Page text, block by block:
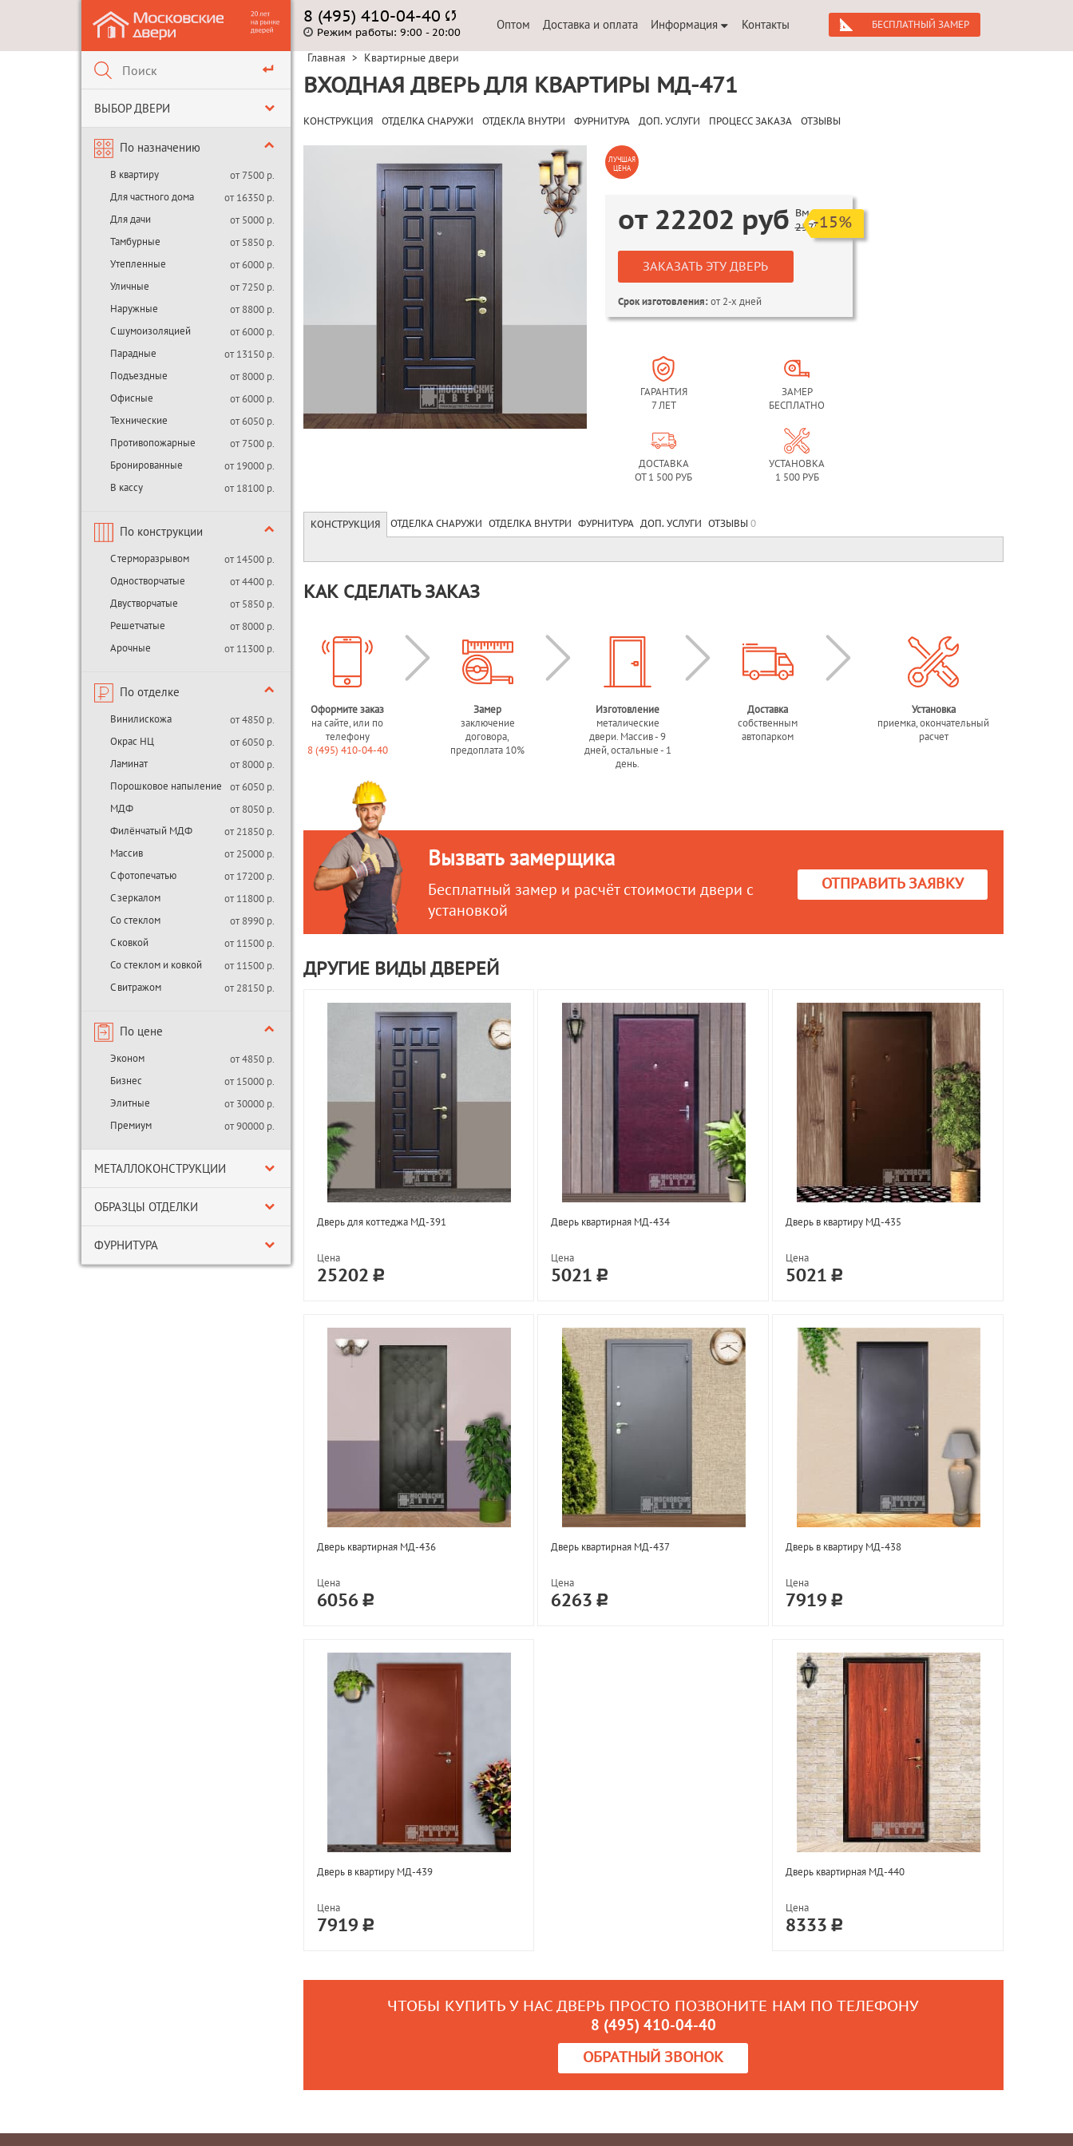
ВЫБОР ДВЕРИ
По назначению
В квартиру
от 7500 р.
Для частного дома
от 16350 р.
Для дачи
от 5000 р.
Тамбурные
от 5850 р.
Утепленные
от 6000 р.
Уличные
от 7250 р.
Наружные
от 8800 р.
С шумоизоляцией
от 6000 р.
Парадные
от 13150 р.
Подъездные
от 8000 р.
Офисные
от 6000 р.
Технические
от 6050 р.
Противопожарные
от 7500 р.
Бронированные
от 19000 р.
В кассу
от 18100 р.
По конструкции
С терморазрывом
от 14500 р.
Одностворчатые
от 4400 р.
Двустворчатые
от 5850 р.
Решетчатые
от 8000 р.
Арочные
от 11300 р.
По отделке
Винилискожа
от 4850 р.
Окрас НЦ
от 6050 р.
Ламинат
от 8000 р.
Порошковое напыление
от 6050 р.
МДФ
от 8050 р.
Филёнчатый МДФ
от 21850 р.
Массив
от 25000 р.
С фотопечатью
от 17200 р.
С зеркалом
от 11800 р.
Со стеклом
от 8990 р.
С ковкой
от 11500 р.
Со стеклом и ковкой
от 11500 р.
С витражом
от 28150 р.
По цене
Эконом
от 4850 р.
Бизнес
от 15000 р.
Элитные
от 30000 р.
Премиум
от 90000 р.
МЕТАЛЛОКОНСТРУКЦИИ
ОБРАЗЦЫ ОТДЕЛКИ
ФУРНИТУРА
8 (495) 410-04-40
Режим работы: 9:00 - 20:00
Оптом Доставка и оплата Информация Контакты БЕСПЛАТНЫЙ ЗАМЕР
Главная > Квартирные двери
ВХОДНАЯ ДВЕРЬ ДЛЯ КВАРТИРЫ МД-471
КОНСТРУКЦИЯ ОТДЕЛКА СНАРУЖИ ОТДЕКЛА ВНУТРИ ФУРНИТУРА ДОП. УСЛУГИ ПРОЦЕСС ЗАКАЗА ОТЗЫВЫ
ЛУЧШАЯ
ЦЕНА
от 22202 руб Вместо
25700-15%
ЗАКАЗАТЬ ЭТУ ДВЕРЬ
Срок изготовления:от 2-х дней
ГАРАНТИЯ
7 ЛЕТ
ЗАМЕР
БЕСПЛАТНО
ДОСТАВКА
ОТ 1 500 РУБ
УСТАНОВКА
1 500 РУБ
КОНСТРУКЦИЯ ОТДЕЛКА СНАРУЖИ ОТДЕЛКА ВНУТРИ ФУРНИТУРА ДОП. УСЛУГИ ОТЗЫВЫ 0
КАК СДЕЛАТЬ ЗАКАЗ
Оформите заказ
на сайте, или по
телефону
8 (495) 410-04-40
Замер
заключение
договора,
предоплата 10%
Изготовление
металические
двери. Массив - 9
дней, остальные - 1
день.
Доставка
собственным
автопарком
Установка
приемка, окончательный
расчет
Вызвать замерщика
Бесплатный замер и расчёт стоимости двери с
установкой
ОТПРАВИТЬ ЗАЯВКУ
ДРУГИЕ ВИДЫ ДВЕРЕЙ
Дверь для коттеджа МД-391
Цена
25202
Дверь квартирная МД-434
Цена
5021
Дверь в квартиру МД-435
Цена
5021
Дверь квартирная МД-436
Цена
6056
Дверь квартирная МД-437
Цена
6263
Дверь в квартиру МД-438
Цена
7919
Дверь в квартиру МД-439
Цена
7919
Дверь квартирная МД-440
Цена
8333
ЧТОБЫ КУПИТЬ У НАС ДВЕРЬ ПРОСТО ПОЗВОНИТЕ НАМ ПО ТЕЛЕФОНУ
8 (495) 410-04-40
ОБРАТНЫЙ ЗВОНОК